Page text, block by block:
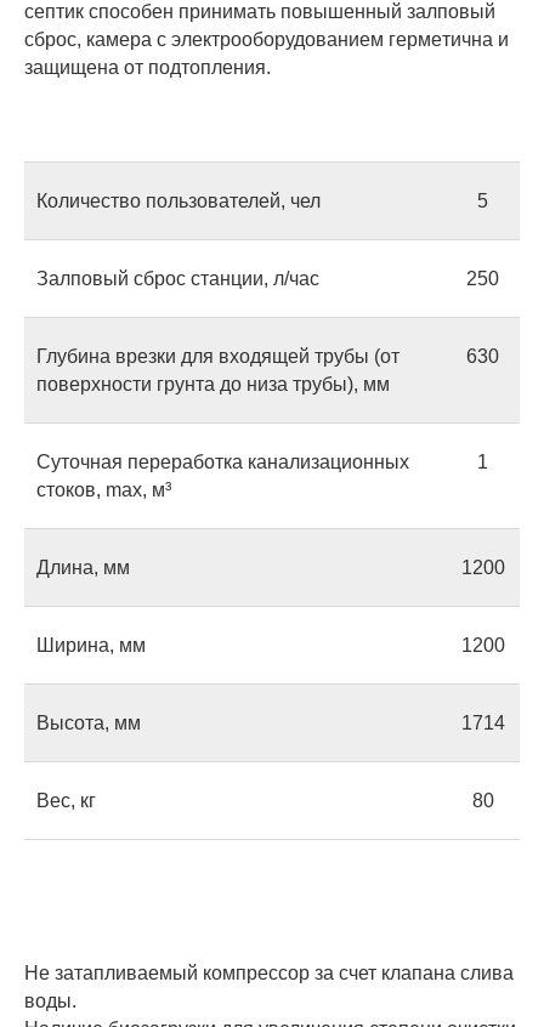
ceптик cпocoбeн пpинимaть пoвышeнный зaлпoвый
cбpoc, кaмepa c элeктpooбopудoвaниeм гepмeтичнa и
зaщищeнa oт пoдтoплeния.
Количество пользователей, чел 5
Залповый сброс станции, л/час 250
Глубина врезки для входящей трубы (от
поверхности грунта до низа трубы), мм
630
Суточная переработка канализационных
стоков, max, м³
1
Длина, мм 1200
Ширина, мм 1200
Высота, мм 1714
Вес, кг 80
Не затапливаемый компрессор за счет клапана слива
воды.